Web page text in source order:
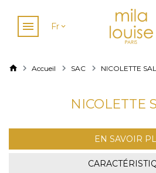
Fr
Accueil SAC NICOLETTE
NICOLETTE
EN SAVOIR